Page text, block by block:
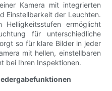
Kamera mit integrierten
Einstellbarkeit der Leuchten.
Helligkeitsstufen ermöglicht
für unterschiedliche
so für klare Bilder in jeder
mit hellen, einstellbaren
bei Ihren Inspektionen.